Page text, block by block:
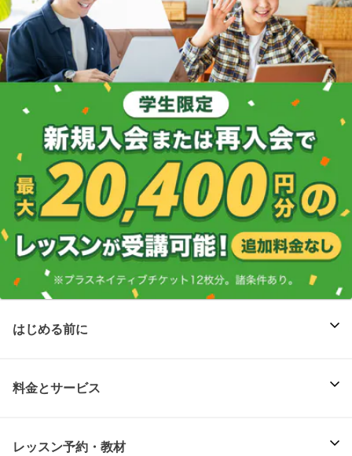
はじめる前に
料金とサービス
レッスン予約・教材